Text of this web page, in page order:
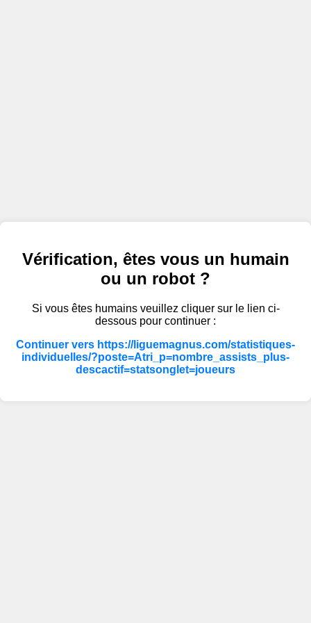
Vérification, êtes vous un humain
ou un robot ?
Si vous êtes humains veuillez cliquer sur le lien ci-
dessous pour continuer :
Continuer vers https://liguemagnus.com/statistiques-
individuelles/?poste=Atri_p=nombre_assists_plus-
descactif=statsonglet=joueurs